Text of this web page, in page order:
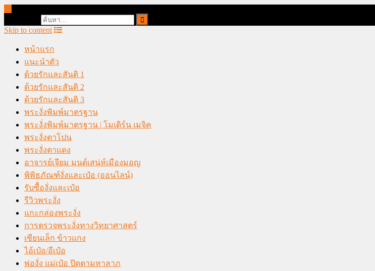
Skip to content
หน้าแรก
แนะนำตัว
ด้วยรักและสันติ 1
ด้วยรักและสันติ 2
ด้วยรักและสันติ 3
พระงั่งพิมพ์มาตรฐาน
พระงั่งพิมพ์มาตรฐาน | โมเดิร์น เมจิค
พระงั่งตาโปน
พระงั่งตาแดง
อาจารย์เจียม มนต์เสน่ห์เมืองมอญ
พิพิธภัณฑ์งั่งและเป๋อ (ออนไลน์)
รับซื้องั่งและเป๋อ
รีวิวพระงั่ง
แกะกล่องพระงั่ง
การตรวจพระงั่งทางวิทยาศาสตร์
เซียนเล็ก ข้าวแกง
ไอ้เป๋อ/อีเป๋อ
พ่องั่ง แม่เป๋อ ปิดตามหาลาภ